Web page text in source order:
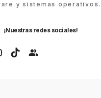
y sistemas operativos.
¡Nuestras redes sociales!